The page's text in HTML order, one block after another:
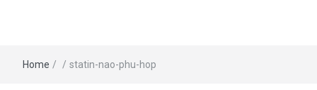
Home / / statin-nao-phu-hop